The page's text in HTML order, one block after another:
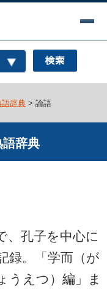
語辞典> 論語
語辞典
、孔子を中心に
録。「学而（が
うえつ）編」ま